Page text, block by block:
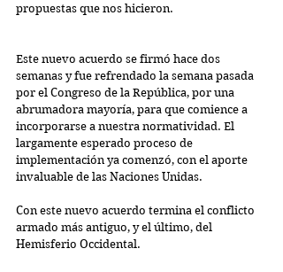
propuestas que nos hicieron.
Este nuevo acuerdo se firmó hace dos
semanas y fue refrendado la semana pasada
por el Congreso de la República, por una
abrumadora mayoría, para que comience a
incorporarse a nuestra normatividad. El
largamente esperado proceso de
implementación ya comenzó, con el aporte
invaluable de las Naciones Unidas.
Con este nuevo acuerdo termina el conflicto
armado más antiguo, y el último, del
Hemisferio Occidental.